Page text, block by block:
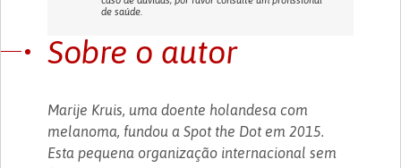
de saúde.
Sobre o autor
Marije Kruis, uma doente holandesa com
melanoma, fundou a Spot the Dot em 2015.
Esta pequena organização internacional sem